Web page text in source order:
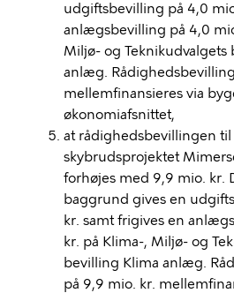
udgiftsbevilling på 4,0
anlægsbevilling på 4,0
Miljø- og Teknikudvalgets
anlæg.
mellemfinansieres via
økonomiafsnittet,
at rådighedsbevillingen til
skybrudsprojektet
forhøjes med 9,9 mio. kr.
baggrund gives en
kr. samt frigives en
kr. på Klima-, Miljø- og
bevilling Klima anlæg.
på 9,9 mio. kr.